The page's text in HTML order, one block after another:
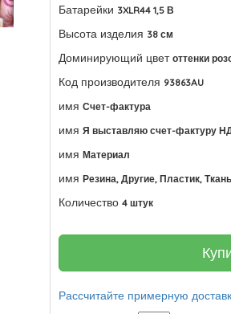
Батарейки 3XLR44 1,5 В
Высота изделия 38 см
Доминирующий цвет оттенки
Код производителя 93863AU
имя Счет-фактура
имя Я выставляю счет-фактуру
имя Материал
имя Резина, Другие, Пластик, Ткань
Количество 4 штук
Рассчитайте примерную